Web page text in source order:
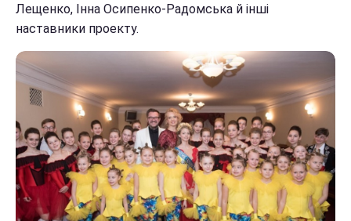
Лещенко, Інна Осипенко-Радомська й інші
наставники проекту.